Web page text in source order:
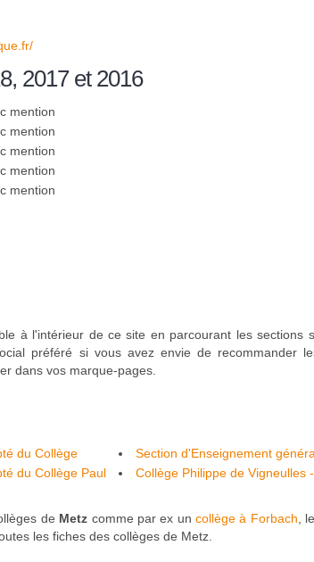
2017 et 2016
mention
mention
mention
mention
mention
à l'intérieur de ce site en parcourant les sections
préféré si vous avez envie de recommander
dans vos marque-pages.
du Collège
Section d'Enseignement
Jean Rostand - Metz
du Collège Paul
Collège Philippe de Vigneulles
de Metz comme par ex un collège à Forbach ,
les fiches des collèges de Metz.